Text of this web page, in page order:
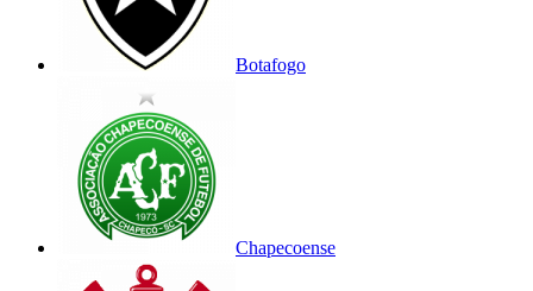
Botafogo
Chapecoense